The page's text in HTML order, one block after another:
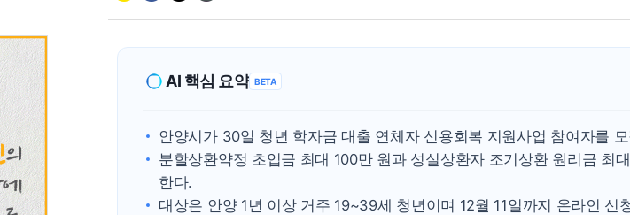
李 대통령, '6시간 마라톤
AI 핵심 요약 BETA
안양시가 30일 청년 학자금 대출 연체자 신용회복 지원사업 참여자를
분할상환약정 초입금 최대 100만 원과 성실상환자 조기상환 원리금 최
한다.
대상은 안양 1년 이상 거주 19~39세 청년이며 12월 11일까지 온라인 신